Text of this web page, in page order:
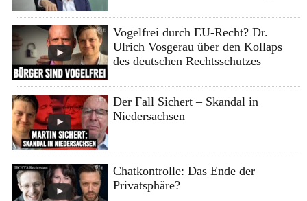
Vogelfrei durch EU-Recht? Dr.
Ulrich Vosgerau über den Kollaps
des deutschen Rechtsschutzes
Der Fall Sichert – Skandal in
Niedersachsen
Chatkontrolle: Das Ende der
Privatsphäre?